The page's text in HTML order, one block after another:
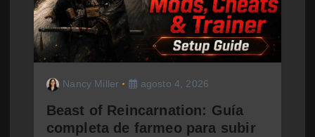
Nancy Miller agosto 4, 2026
Beast of Reincarnation: Guía
completa de farmeo para subir